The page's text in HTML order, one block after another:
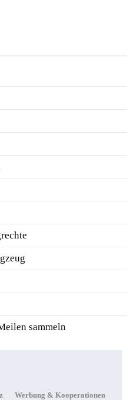
sammeln
Werbung & Kooperationen